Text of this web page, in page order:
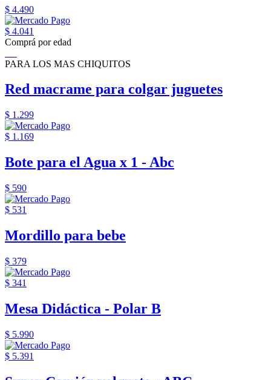
$ 4.490
$ 4.041
Comprá por edad
PARA LOS MAS CHIQUITOS
Red macrame para colgar juguetes
$ 1.299
$ 1.169
Bote para el Agua x 1 - Abc
$ 590
$ 531
Mordillo para bebe
$ 379
$ 341
Mesa Didáctica - Polar B
$ 5.990
$ 5.391